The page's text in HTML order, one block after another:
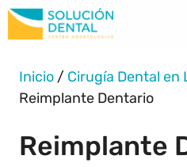
Inicio / Cirugía Dental en
Reimplante Dentario
Reimplante